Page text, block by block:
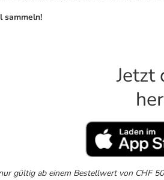
sammeln!
Jetzt
gültig ab einem Bestellwert von CHF